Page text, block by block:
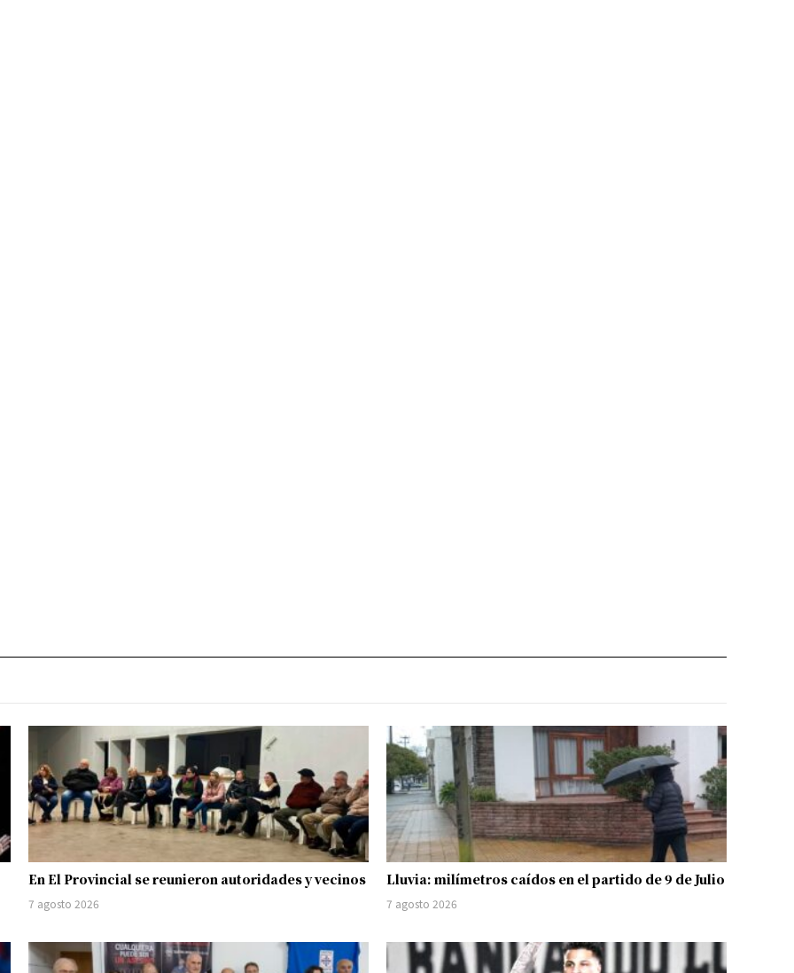
En El Provincial se reunieron autoridades y vecinos
7 agosto 2026
Lluvia: milímetros caídos en el partido de 9 de Julio
7 agosto 2026